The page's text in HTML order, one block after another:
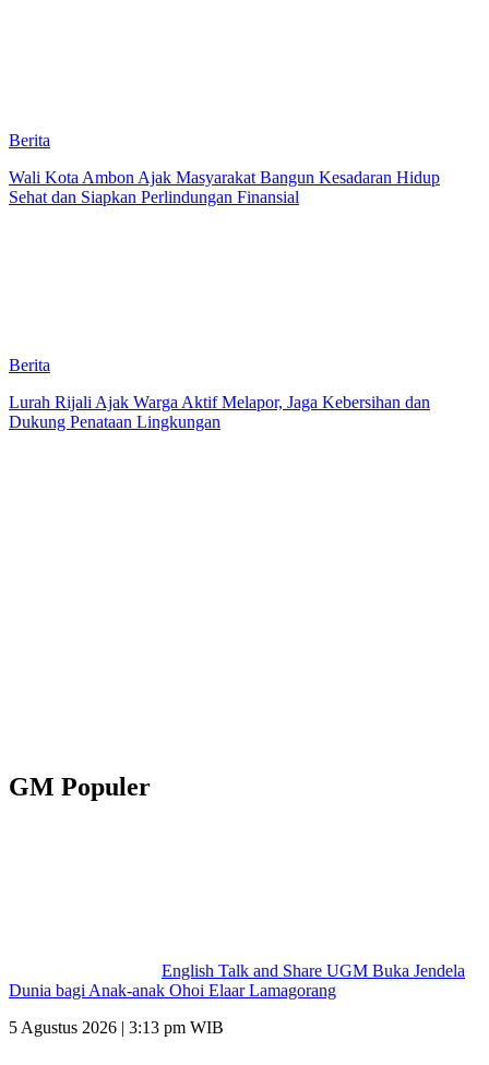
Berita
Wali Kota Ambon Ajak Masyarakat Bangun Kesadaran Hidup
Sehat dan Siapkan Perlindungan Finansial
Berita
Lurah Rijali Ajak Warga Aktif Melapor, Jaga Kebersihan dan
Dukung Penataan Lingkungan
GM Populer
English Talk and Share UGM Buka Jendela
Dunia bagi Anak-anak Ohoi Elaar Lamagorang
5 Agustus 2026 | 3:13 pm WIB